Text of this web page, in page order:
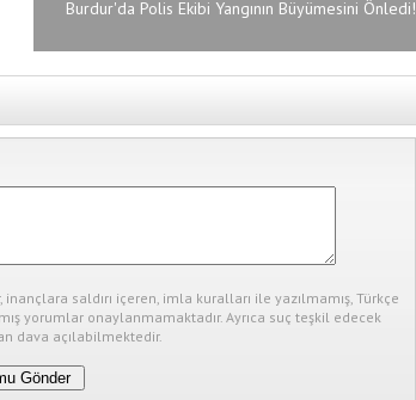
Burdur'da Polis Ekibi Yangının Büyümesini Önledi!
saldırı içeren, imla kuralları ile yazılmamış, Türkçe
yorumlar onaylanmamaktadır. Ayrıca suç teşkil edecek
dava açılabilmektedir.